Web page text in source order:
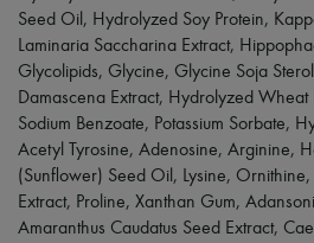
Chapeaux
Accessoires de Sacs & Porte-clé
Accessoires cheveux
Tech & Style de vie
Gants
Bijoux
Tous les produits
Boucles d'oreilles
Colliers
Bracelets
Bagues
Seed Oil, Hydrolyzed Soy Protein,
Laminaria Saccharina Extract,
Glycolipids, Glycine, Glycine Soja
Damascena Extract, Hydrolyzed
Sodium Benzoate, Potassium Sorbate,
Acetyl Tyrosine, Adenosine, Arginine,
(Sunflower) Seed Oil, Lysine,
Extract, Proline, Xanthan Gum,
Amaranthus Caudatus Seed Extract,